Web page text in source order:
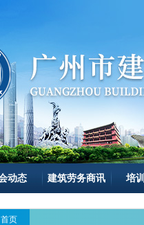
动态 建筑劳务商讯 培
首页